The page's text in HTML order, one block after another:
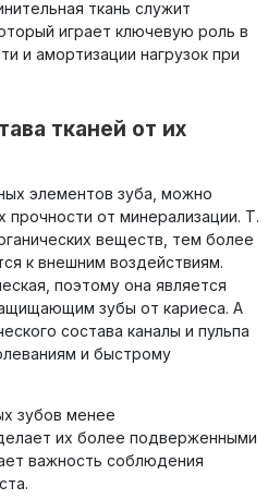
ткань служит
играет ключевую роль в
и амортизации нагрузок при
тканей от их
элементов зуба, можно
прочности от минерализации. Т.
веществ, тем более
к внешним воздействиям.
поэтому она является
зубы от кариеса. А
состава каналы и пульпа
и быстрому
зубов менее
их более подверженными
важность соблюдения